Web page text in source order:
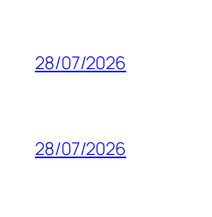
28/07/2026
28/07/2026